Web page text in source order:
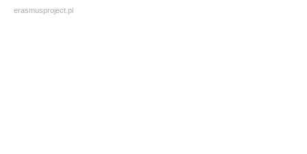
erasmusproject.pl